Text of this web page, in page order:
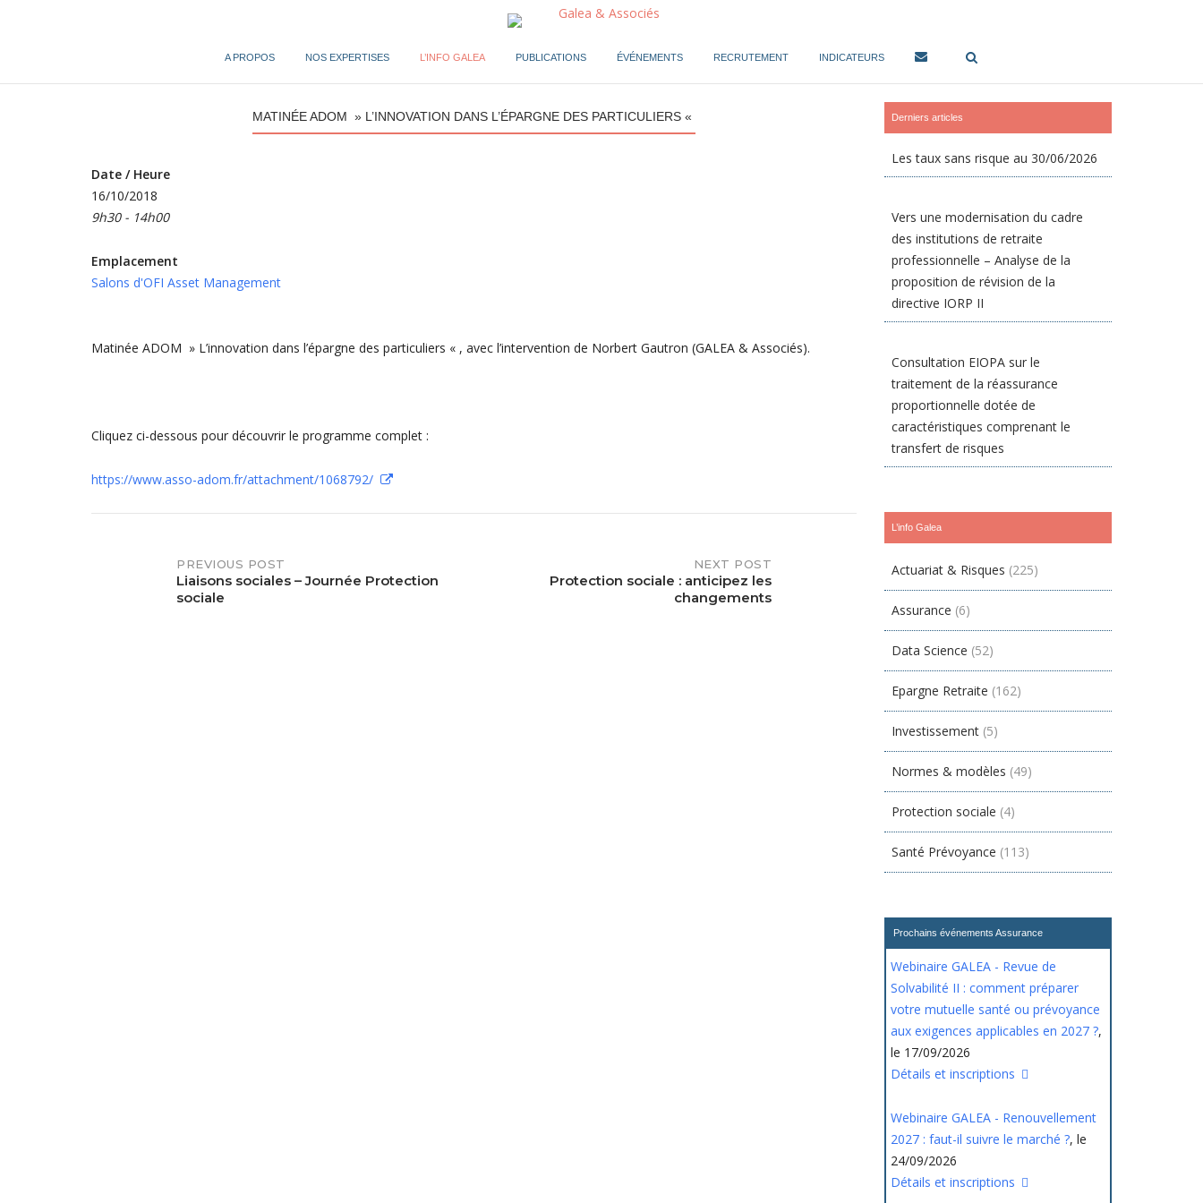
A PROPOS NOS EXPERTISES L’INFO GALEA PUBLICATIONS ÉVÉNEMENTS RECRUTEMENT INDICATEURS
MATINÉE ADOM » L’INNOVATION DANS L’ÉPARGNE DES PARTICULIERS «
Date / Heure
16/10/2018
9h30 - 14h00
Emplacement
Salons d'OFI Asset Management
Matinée ADOM » L’innovation dans l’épargne des particuliers « , avec l’intervention de Norbert Gautron (GALEA & Associés).
Cliquez ci-dessous pour découvrir le programme complet :
https://www.asso-adom.fr/attachment/1068792/
PREVIOUS POST
Liaisons sociales – Journée Protection
sociale
NEXT POST
Protection sociale : anticipez les
changements
Derniers articles
Les taux sans risque au 30/06/2026
Vers une modernisation du cadre
des institutions de retraite
professionnelle – Analyse de la
proposition de révision de la
directive IORP II
Consultation EIOPA sur le
traitement de la réassurance
proportionnelle dotée de
caractéristiques comprenant le
transfert de risques
L’info Galea
Actuariat & Risques (225)
Assurance (6)
Data Science (52)
Epargne Retraite (162)
Investissement (5)
Normes & modèles (49)
Protection sociale (4)
Santé Prévoyance (113)
Prochains événements Assurance
Webinaire GALEA - Revue de
Solvabilité II : comment préparer
votre mutuelle santé ou prévoyance
aux exigences applicables en 2027 ?,
le 17/09/2026
Détails et inscriptions
Webinaire GALEA - Renouvellement
2027 : faut-il suivre le marché ?, le
24/09/2026
Détails et inscriptions